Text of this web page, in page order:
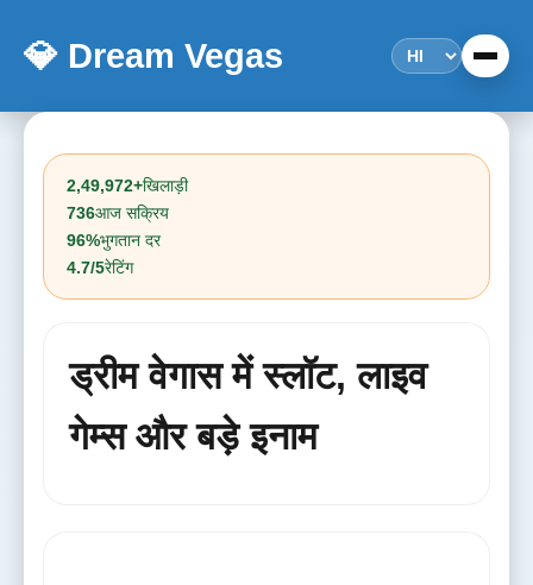
💎 Dream Vegas
2,49,972+खिलाड़ी
736आज सक्रिय
96%भुगतान दर
4.7/5रेटिंग
ड्रीम वेगास में स्लॉट, लाइव
गेम्स और बड़े इनाम